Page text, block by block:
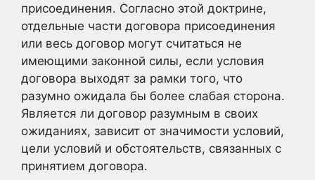
присоединения. Согласно этой доктрине,
отдельные части договора присоединения
или весь договор могут считаться не
имеющими законной силы, если условия
договора выходят за рамки того, что
разумно ожидала бы более слабая сторона.
Является ли договор разумным в своих
ожиданиях, зависит от значимости условий,
цели условий и обстоятельств, связанных с
принятием договора.